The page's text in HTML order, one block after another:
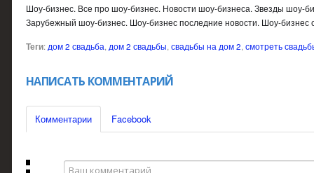
Шоу-бизнес. Все про шоу-бизнес. Новости шоу-бизнеса. Звезды шоу-
Зарубежный шоу-бизнес. Шоу-бизнес последние новости. Шоу-бизнес
Теги: дом 2 свадьба, дом 2 свадьбы, свадьбы на дом 2, смотреть
НАПИСАТЬ КОММЕНТАРИЙ
Комментарии Facebook